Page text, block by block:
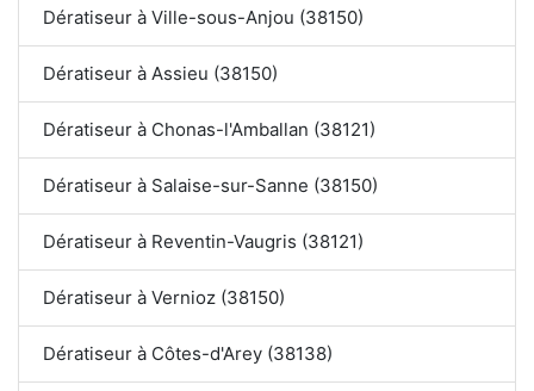
Dératiseur à Ville-sous-Anjou (38150)
Dératiseur à Assieu (38150)
Dératiseur à Chonas-l'Amballan (38121)
Dératiseur à Salaise-sur-Sanne (38150)
Dératiseur à Reventin-Vaugris (38121)
Dératiseur à Vernioz (38150)
Dératiseur à Côtes-d'Arey (38138)